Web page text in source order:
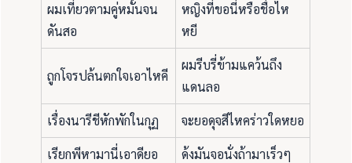
ผมเที่ยวตามคู่หมั้นจน
ดันสอ
หญิงที่ขอนี่หรือชื่อไห
หยี
ถูกโจรปล้นตกใจเอาไหคี
ผมรีบรี่ข้ามแคว้นถึง
แดนลอ
เรื่องนารีชีหักพักในกุฏ จะยอดุจสีไหคร่าวใดหยอ
เรียกพีหามานี่เอาดียอ ด้งมันจอนั่งถ้ามาเร็วๆ